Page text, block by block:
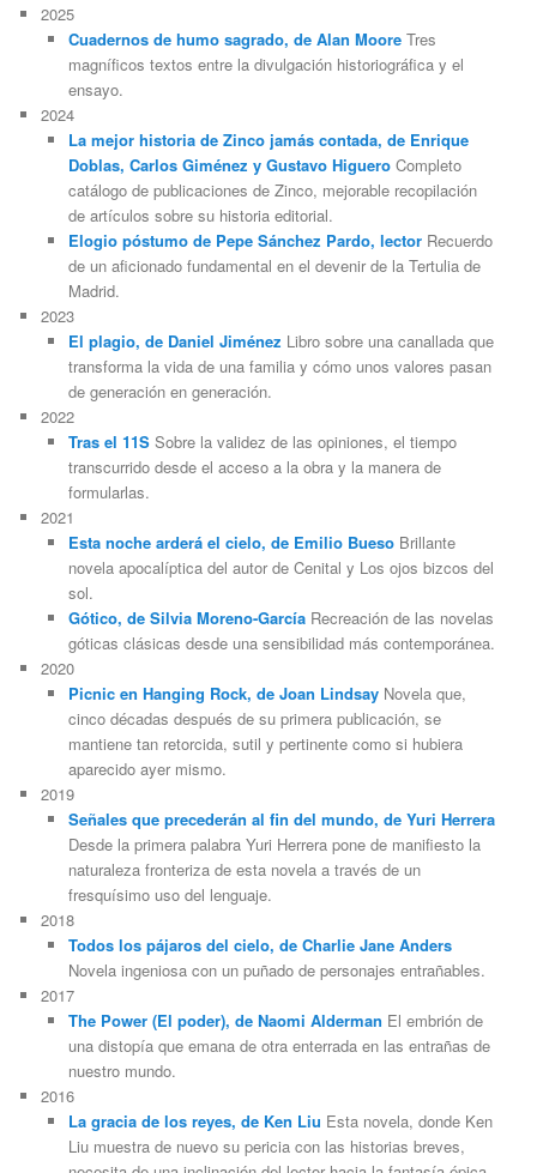
2025
Cuadernos de humo sagrado, de Alan MooreTres
magníficos textos entre la divulgación historiográfica y el
ensayo.
2024
La mejor historia de Zinco jamás contada, de Enrique
Doblas, Carlos Giménez y Gustavo HigueroCompleto
catálogo de publicaciones de Zinco, mejorable recopilación
de artículos sobre su historia editorial.
Elogio póstumo de Pepe Sánchez Pardo, lectorRecuerdo
de un aficionado fundamental en el devenir de la Tertulia de
Madrid.
2023
El plagio, de Daniel Jiménez Libro sobre una canallada que
transforma la vida de una familia y cómo unos valores pasan
de generación en generación.
2022
Tras el 11SSobre la validez de las opiniones, el tiempo
transcurrido desde el acceso a la obra y la manera de
formularlas.
2021
Esta noche arderá el cielo, de Emilio BuesoBrillante
novela apocalíptica del autor de Cenital y Los ojos bizcos del
sol.
Gótico, de Silvia Moreno-GarcíaRecreación de las novelas
góticas clásicas desde una sensibilidad más contemporánea.
2020
Picnic en Hanging Rock, de Joan LindsayNovela que,
cinco décadas después de su primera publicación, se
mantiene tan retorcida, sutil y pertinente como si hubiera
aparecido ayer mismo.
2019
Señales que precederán al fin del mundo, de Yuri Herrera
Desde la primera palabra Yuri Herrera pone de manifiesto la
naturaleza fronteriza de esta novela a través de un
fresquísimo uso del lenguaje.
2018
Todos los pájaros del cielo, de Charlie Jane Anders
Novela ingeniosa con un puñado de personajes entrañables.
2017
The Power (El poder), de Naomi Alderman El embrión de
una distopía que emana de otra enterrada en las entrañas de
nuestro mundo.
2016
La gracia de los reyes, de Ken Liu Esta novela, donde Ken
Liu muestra de nuevo su pericia con las historias breves,